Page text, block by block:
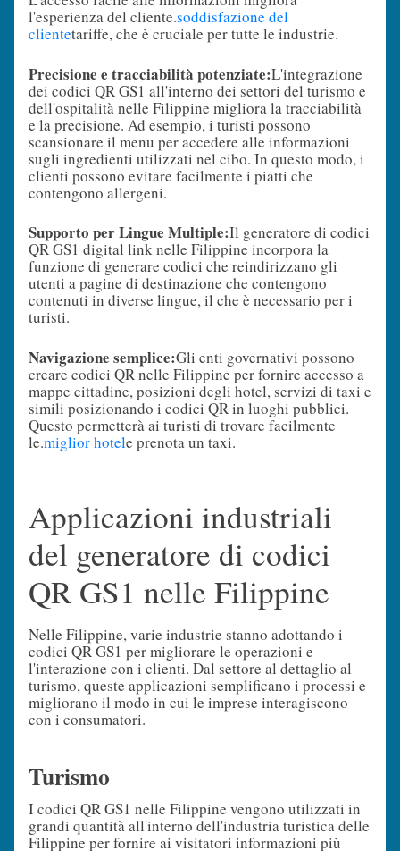
l'esperienza del cliente.soddisfazione del
clientetariffe, che è cruciale per tutte le industrie.
Precisione e tracciabilità potenziate:L'integrazione
dei codici QR GS1 all'interno dei settori del turismo e
dell'ospitalità nelle Filippine migliora la tracciabilità
e la precisione. Ad esempio, i turisti possono
scansionare il menu per accedere alle informazioni
sugli ingredienti utilizzati nel cibo. In questo modo, i
clienti possono evitare facilmente i piatti che
contengono allergeni.
Supporto per Lingue Multiple:Il generatore di codici
QR GS1 digital link nelle Filippine incorpora la
funzione di generare codici che reindirizzano gli
utenti a pagine di destinazione che contengono
contenuti in diverse lingue, il che è necessario per i
turisti.
Navigazione semplice:Gli enti governativi possono
creare codici QR nelle Filippine per fornire accesso a
mappe cittadine, posizioni degli hotel, servizi di taxi e
simili posizionando i codici QR in luoghi pubblici.
Questo permetterà ai turisti di trovare facilmente
le.miglior hotele prenota un taxi.
Applicazioni industriali
del generatore di codici
QR GS1 nelle Filippine
Nelle Filippine, varie industrie stanno adottando i
codici QR GS1 per migliorare le operazioni e
l'interazione con i clienti. Dal settore al dettaglio al
turismo, queste applicazioni semplificano i processi e
migliorano il modo in cui le imprese interagiscono
con i consumatori.
Turismo
I codici QR GS1 nelle Filippine vengono utilizzati in
grandi quantità all'interno dell'industria turistica delle
Filippine per fornire ai visitatori informazioni più